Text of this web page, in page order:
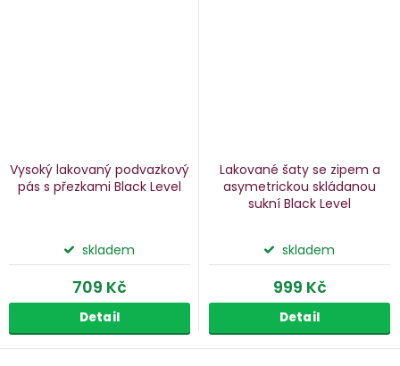
Vysoký lakovaný podvazkový
pás s přezkami Black Level
skladem
709 Kč
Detail
Lakované šaty se zipem a
asymetrickou skládanou
sukní Black Level
skladem
999 Kč
Detail